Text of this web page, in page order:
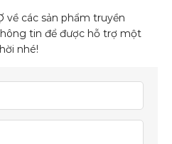
về các sản phẩm truyền
tin để được hỗ trợ một
nhé!